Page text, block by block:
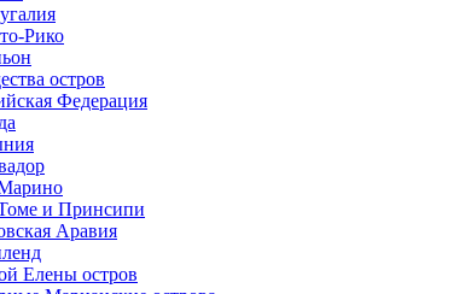
Рико
остров
Федерация
и Принсипи
Аравия
Елены остров